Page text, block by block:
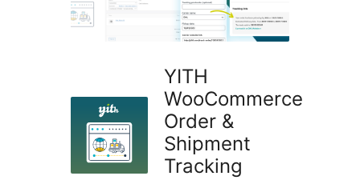
인
YITH
WooCommerce
Order &
Shipment
Tracking